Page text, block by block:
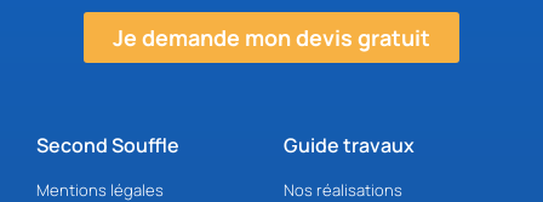
Je demande mon devis gratuit
Guide travaux
Nos réalisations
Second Souffle
Mentions légales